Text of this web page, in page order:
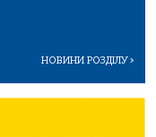
НОВИНИ РОЗДІЛУ>